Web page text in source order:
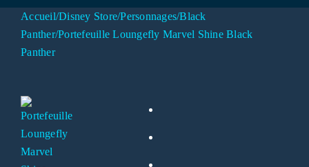
Accueil/Disney Store/Personnages/Black
Panther/Portefeuille Loungefly Marvel Shine Black
Panther